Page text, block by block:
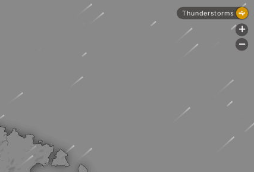
Thunderstorms
+
-